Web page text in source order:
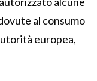
al consumo
europea,